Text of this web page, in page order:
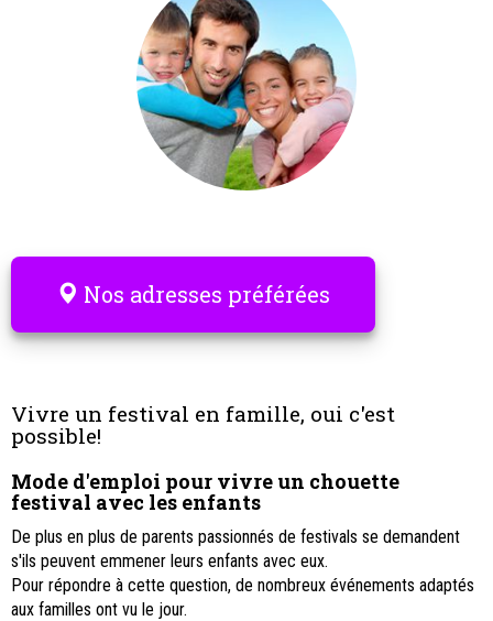
Nos adresses préférées
Vivre un festival en famille, oui c'est
possible!
Mode d'emploi pour vivre un chouette
festival avec les enfants
De plus en plus de parents passionnés de festivals se demandent
s'ils peuvent emmener leurs enfants avec eux.
Pour répondre à cette question, de nombreux événements adaptés
aux familles ont vu le jour.